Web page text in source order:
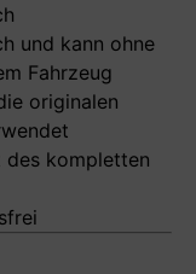
und kann ohne
Fahrzeug
originalen
des kompletten